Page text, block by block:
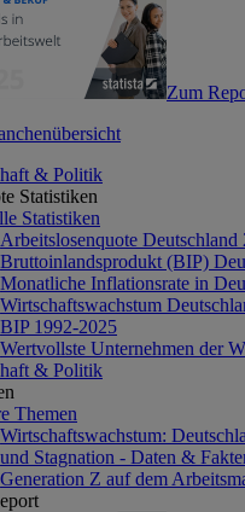
Zum
& Politik
Statistiken
Statistiken
Arbeitslosenquote Deutschland
Bruttoinlandsprodukt (BIP)
Monatliche Inflationsrate in
Wirtschaftswachstum
BIP 1992-2025
Wertvollste Unternehmen der
& Politik
Themen
Wirtschaftswachstum:
und Stagnation - Daten &
Generation Z auf dem